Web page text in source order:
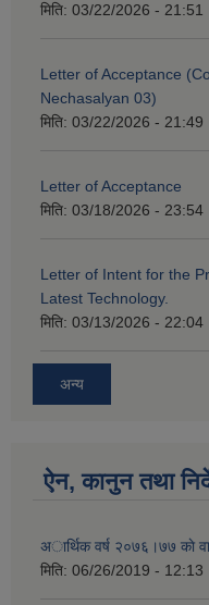
मिति: 03/22/2026 - 21:51
Letter of Acceptance
Nechasalyan 03)
मिति: 03/22/2026 - 21:49
Letter of Acceptance
मिति: 03/18/2026 - 23:54
Letter of Intent for the
Latest Technology.
मिति: 03/13/2026 - 22:04
अन्य
ऐन, कानुन तथा
अार्थिक वर्ष २०७६।७७ काे
मिति: 06/26/2019 - 12:13